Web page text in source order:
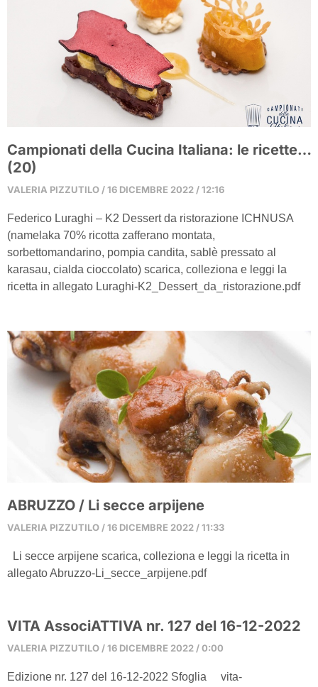
Campionati della Cucina Italiana: le ricette…
(20)
VALERIA PIZZUTILO 16 DICEMBRE 2022 12:16
Federico Luraghi – K2 Dessert da ristorazione ICHNUSA
(namelaka 70% ricotta zafferano montata,
sorbettomandarino, pompia candita, sablè pressato al
karasau, cialda cioccolato) scarica, colleziona e leggi la
ricetta in allegato Luraghi-K2_Dessert_da_ristorazione.pdf
ABRUZZO / Li secce arpijene
VALERIA PIZZUTILO 16 DICEMBRE 2022 11:33
Li secce arpijene scarica, colleziona e leggi la ricetta in
allegato Abruzzo-Li_secce_arpijene.pdf
VITA AssociATTIVA nr. 127 del 16-12-2022
VALERIA PIZZUTILO 16 DICEMBRE 2022 0:00
Edizione nr. 127 del 16-12-2022 Sfoglia vita-